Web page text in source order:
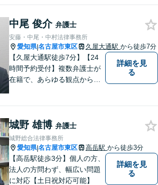
しております。ぜひお気軽に
ご相談ください。https://www.
blsm-lpc.com
中尾 俊介 弁護士
安藤・中尾・中村法律事務所
愛知県|名古屋市東区 久屋大通駅 から徒歩7分
【久屋大通駅徒歩7分】【24
時間予約受付】複数弁護士が
在籍で、あらゆる観点から丁
は、一度ご相談ください。
【当日・休日・夜間相談可】
詳細を見
る
城野 雄博 弁護士
城野総合法律事務所
愛知県|名古屋市東区 高岳駅 から徒歩3分
【高岳駅徒歩3分】個人の方、
法人の方問わず、幅広い問題
に対応【土日祝対応可能】
詳細を見
る